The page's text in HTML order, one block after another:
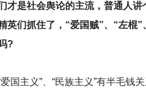
是社会舆论的主流，普通人
们抓住了，“爱国贼”、“左棍”
?
主义”、“民族主义”有半毛钱